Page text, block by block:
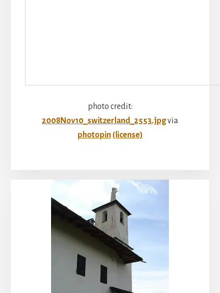
photo credit:
2008Nov10_switzerland_2553.jpgvia
photopin (license)